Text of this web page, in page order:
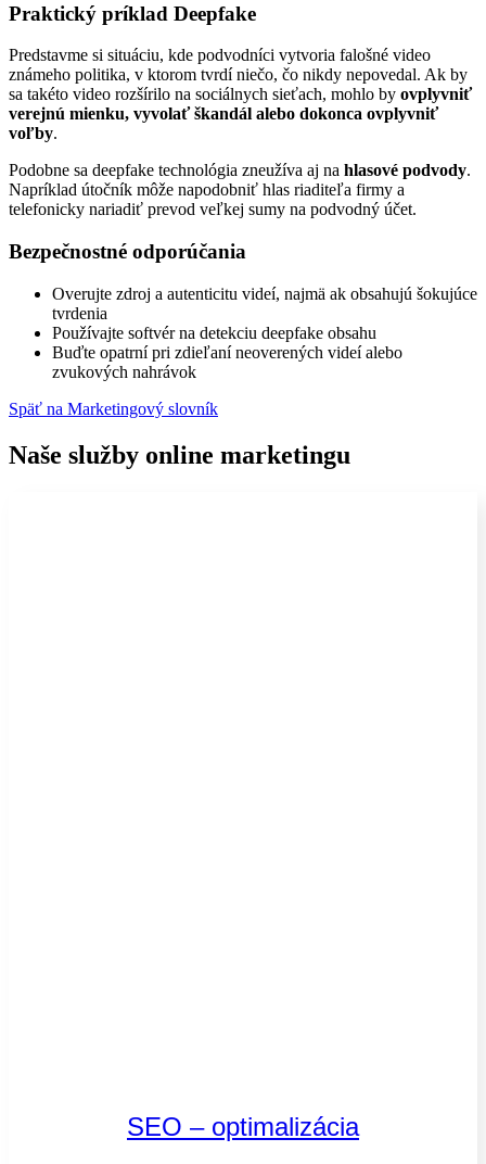
Praktický príklad Deepfake
Predstavme si situáciu, kde podvodníci vytvoria falošné video
známeho politika, v ktorom tvrdí niečo, čo nikdy nepovedal. Ak by
sa takéto video rozšírilo na sociálnych sieťach, mohlo by ovplyvniť
verejnú mienku, vyvolať škandál alebo dokonca ovplyvniť
voľby.
Podobne sa deepfake technológia zneužíva aj na hlasové podvody.
Napríklad útočník môže napodobniť hlas riaditeľa firmy a
telefonicky nariadiť prevod veľkej sumy na podvodný účet.
Bezpečnostné odporúčania
Overujte zdroj a autenticitu videí, najmä ak obsahujú šokujúce
tvrdenia
Používajte softvér na detekciu deepfake obsahu
Buďte opatrní pri zdieľaní neoverených videí alebo
zvukových nahrávok
Späť na Marketingový slovník
Naše služby online marketingu
SEO – optimalizácia